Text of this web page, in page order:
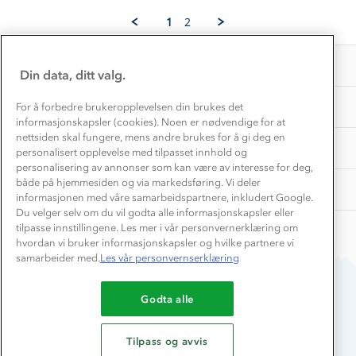
2025
1 2
Bedrift, barnehage og SFO
OM OSS
TIPS OG RÅD
EL-retur
Store størrelser
Turmat oppskrifter
Beredskap
AKTIVITETER
Få turinspirasjon og tips her⛰
Storms turtips🐿️
Leirskole 🥾
Barnehageansatt
Tips til hyttetur
Du betaler enkelt med
Din data, ditt valg.
For å forbedre brukeropplevelsen din brukes det
informasjonskapsler (cookies). Noen er nødvendige for at
nettsiden skal fungere, mens andre brukes for å gi deg en
personalisert opplevelse med tilpasset innhold og
personalisering av annonser som kan være av interesse for deg,
både på hjemmesiden og via markedsføring. Vi deler
informasjonen med våre samarbeidspartnere, inkludert Google.
Du velger selv om du vil godta alle informasjonskapsler eller
tilpasse innstillingene. Les mer i vår personvernerklæring om
hvordan vi bruker informasjonskapsler og hvilke partnere vi
samarbeider med.Les vår personvernserklæring
Godta alle
Tilpass og avvis